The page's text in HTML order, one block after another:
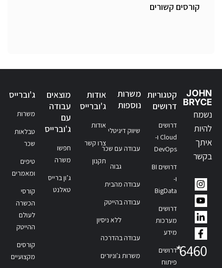
קורסים קשורים
JOHN
BRYCE
נשמח
להיות
איתך
בקשר
6460
*
קטגוריות
דרושים
דרושים
Cloud ו-
DevOps
דרושים BI
ו-
BigData
דרושים
מערכות
מידע
דרושים
פיתוח
משרות
נוספות
שיווק דיגיטלי
עבודה עם שכר
גבוה
עבודה מהבית
עבודה בהייטק
ללא ניסיון
עבודה בהדרכה
משרות ג'וניורים
אודות
ג'וברייס
אודות
צרו קשר
תקנון
מוצאים
עבודה
עם
ג'וברייס
חפשו
משרה
ג’ון ברייס
טאלנט
ג'וברייס
משרות
טבלאות
שכר
טיפים
ומאמרים
קורסי
הכשרה
לעולם
ההייטק
קורסים
מקצועיים